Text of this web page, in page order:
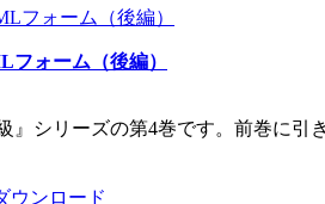
ォーム（後編）
』シリーズの第4巻です。前巻に
ウンロード